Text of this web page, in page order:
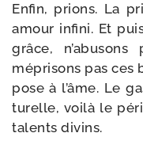
Enfin, prions. La
amour infi­ni. Et
grâce,
mépri­sons pas
pose à l’âme. Le
tu­relle, voi­là le
talents divins.